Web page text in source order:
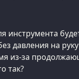
инструмента
давления на руку
из-за
так?